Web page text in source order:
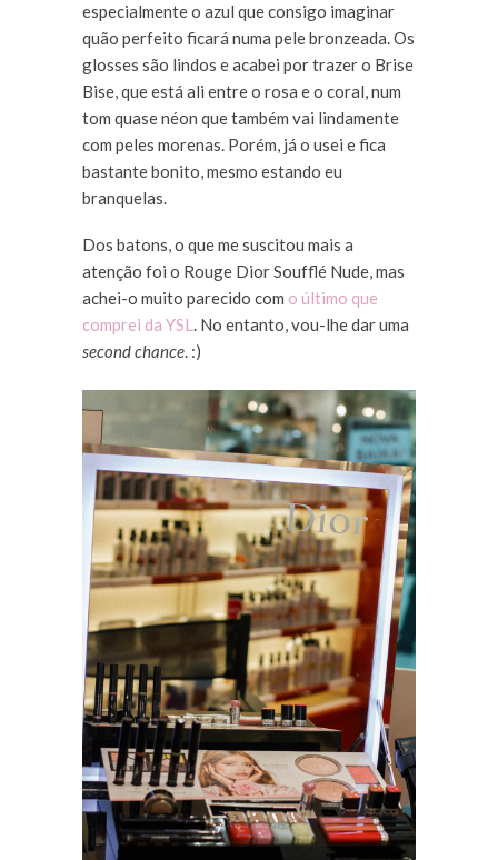
especialmente o azul que consigo imaginar
quão perfeito ficará numa pele bronzeada. Os
glosses são lindos e acabei por trazer o Brise
Bise, que está ali entre o rosa e o coral, num
tom quase néon que também vai lindamente
com peles morenas. Porém, já o usei e fica
bastante bonito, mesmo estando eu
branquelas.
Dos batons, o que me suscitou mais a
atenção foi o Rouge Dior Soufflé Nude, mas
achei-o muito parecido com o último que
comprei da YSL. No entanto, vou-lhe dar uma
second chance. :)